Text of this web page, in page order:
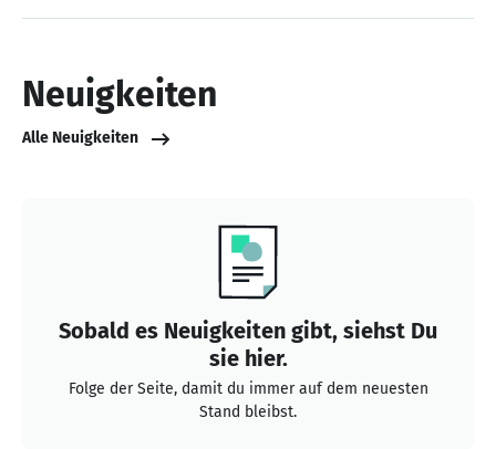
Neuigkeiten
Alle Neuigkeiten
Sobald es Neuigkeiten gibt, siehst Du
sie hier.
Folge der Seite, damit du immer auf dem neuesten
Stand bleibst.